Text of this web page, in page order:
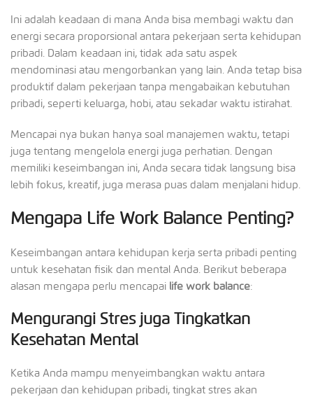
Ini adalah keadaan di mana Anda bisa membagi waktu dan
energi secara proporsional antara pekerjaan serta kehidupan
pribadi. Dalam keadaan ini, tidak ada satu aspek
mendominasi atau mengorbankan yang lain. Anda tetap bisa
produktif dalam pekerjaan tanpa mengabaikan kebutuhan
pribadi, seperti keluarga, hobi, atau sekadar waktu istirahat.
Mencapai nya bukan hanya soal manajemen waktu, tetapi
juga tentang mengelola energi juga perhatian. Dengan
memiliki keseimbangan ini, Anda secara tidak langsung bisa
lebih fokus, kreatif, juga merasa puas dalam menjalani hidup.
Mengapa Life Work Balance Penting?
Keseimbangan antara kehidupan kerja serta pribadi penting
untuk kesehatan fisik dan mental Anda. Berikut beberapa
alasan mengapa perlu mencapai life work balance:
Mengurangi Stres juga Tingkatkan
Kesehatan Mental
Ketika Anda mampu menyeimbangkan waktu antara
pekerjaan dan kehidupan pribadi, tingkat stres akan